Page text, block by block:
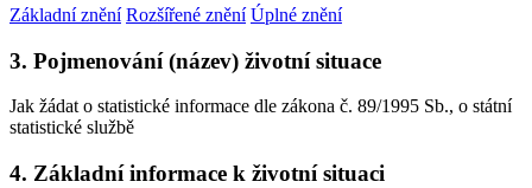
Základní znění Rozšířené znění Úplné znění
3. Pojmenování (název) životní situace
Jak žádat o statistické informace dle zákona č. 89/1995 Sb., o státní
statistické službě
4. Základní informace k životní situaci